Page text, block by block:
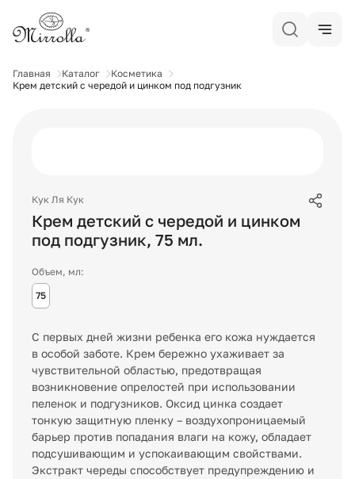
Главная Каталог
Косметика
Крем детский с чередой и цинком под подгузник
Кук Ля Кук
Крем детский с чередой и цинком
под подгузник, 75 мл.
Объем, мл:
75
С первых дней жизни ребенка его кожа нуждается
в особой заботе. Крем бережно ухаживает за
чувствительной областью, предотвращая
возникновение опрелостей при использовании
пеленок и подгузников. Оксид цинка создает
тонкую защитную пленку – воздухопроницаемый
барьер против попадания влаги на кожу, обладает
подсушивающим и успокаивающим свойствами.
Экстракт череды способствует предупреждению и